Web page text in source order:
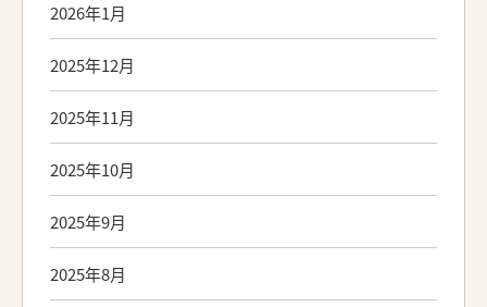
2026年1月
2025年12月
2025年11月
2025年10月
2025年9月
2025年8月